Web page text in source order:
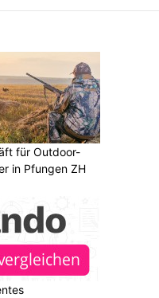
für Outdoor-
in Pfungen ZH